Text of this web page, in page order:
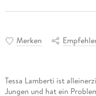
Merken
Tessa Lamberti ist
Jungen und hat ein